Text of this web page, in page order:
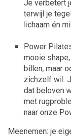
Je verbetert
terwijl je
lichaam én
Power
mooie
billen, maar
zichzelf wil.
dat beloven
met
naar onze
Meenemen: je